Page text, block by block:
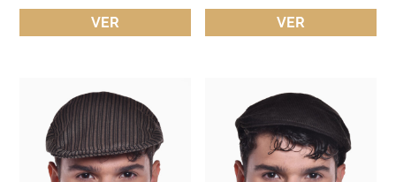
VER VER